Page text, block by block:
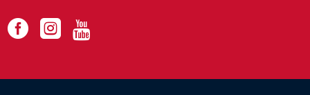
  